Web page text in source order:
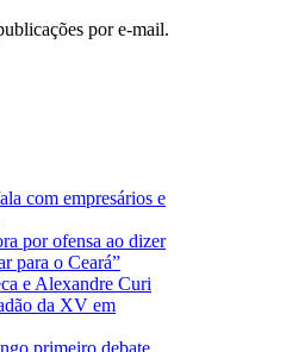
por e-mail.
com empresários e
por ofensa ao dizer
para o Ceará”
e Alexandre Curi
da XV em
primeiro debate